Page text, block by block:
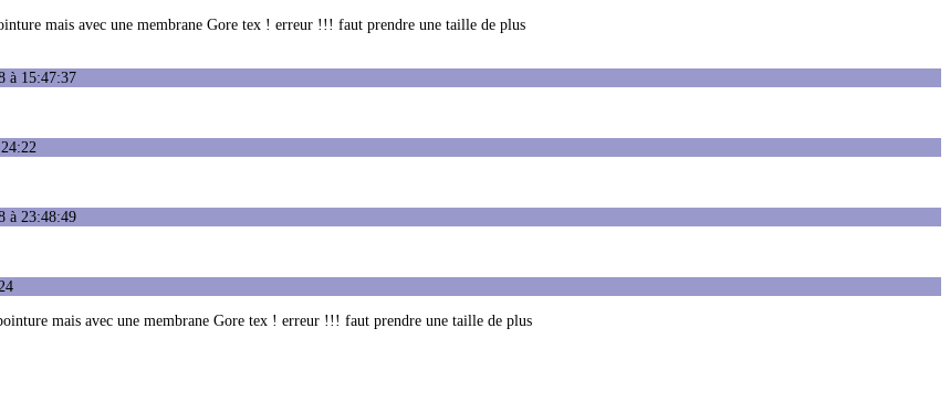
mais avec une membrane Gore tex ! erreur !!! faut prendre une taille de plus
à 15:47:37
à 23:48:49
mais avec une membrane Gore tex ! erreur !!! faut prendre une taille de plus